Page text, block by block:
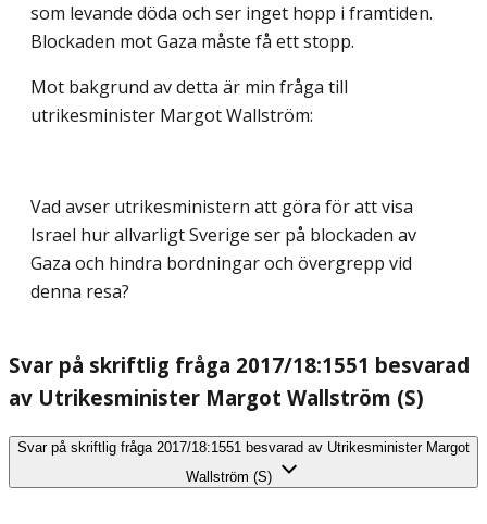
som levande döda och ser inget hopp i framtiden.
Blockaden mot Gaza måste få ett stopp.
Mot bakgrund av detta är min fråga till
utrikesminister Margot Wallström:
Vad avser utrikesministern att göra för att visa
Israel hur allvarligt Sverige ser på blockaden av
Gaza och hindra bordningar och övergrepp vid
denna resa?
Svar på skriftlig fråga 2017/18:1551 besvarad
av Utrikesminister Margot Wallström (S)
Svar på skriftlig fråga 2017/18:1551 besvarad av Utrikesminister Margot
Wallström (S)